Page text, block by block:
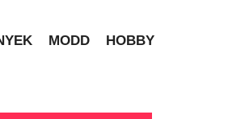
MODD HOBBY